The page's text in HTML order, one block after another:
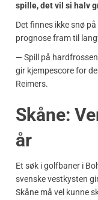
spille, det vil si halv
Det finnes ikke snø
prognose fram til
— Spill på
gir kjempescore for
Reimers.
Skåne:
år
Et søk i golfbaner i
svenske vestkysten
Skåne må vel kunne